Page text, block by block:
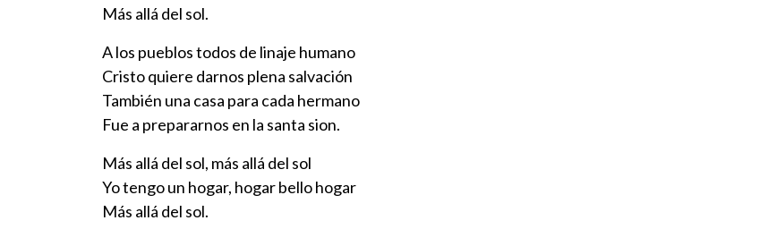
Más allá del sol.
A los pueblos todos de linaje humano
Cristo quiere darnos plena salvación
También una casa para cada hermano
Fue a prepararnos en la santa sion.
Más allá del sol, más allá del sol
Yo tengo un hogar, hogar bello hogar
Más allá del sol.